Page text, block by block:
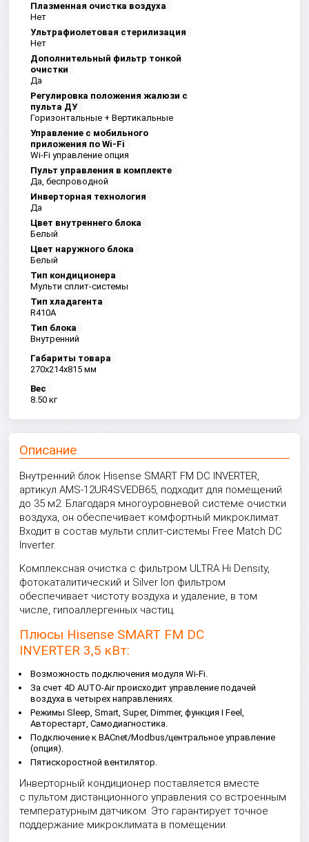
Плазменная очистка воздуха
Нет
Ультрафиолетовая стерилизация
Нет
Дополнительный фильтр тонкой
очистки
Да
Регулировка положения жалюзи с
пульта ДУ
Горизонтальные + Вертикальные
Управление c мобильного
приложения по Wi-Fi
Wi-Fi управление опция
Пульт управления в комплекте
Да, беспроводной
Инверторная технология
Да
Цвет внутреннего блока
Белый
Цвет наружного блока
Белый
Тип кондиционера
Мульти сплит-системы
Тип хладагента
R410A
Тип блока
Внутренний
Габариты товара
270x214x815 мм
Вес
8.50 кг
Описание
Внутренний блок Hisense SMART FM DC INVERTER,
артикул AMS-12UR4SVEDB65, подходит для помещений
до 35 м2. Благодаря многоуровневой системе очистки
воздуха, он обеспечивает комфортный микроклимат.
Входит в состав мульти сплит-системы Free Match DC
Inverter.
Комплексная очистка с фильтром ULTRA Hi Density,
фотокаталитический и Silver Ion фильтром
обеспечивает чистоту воздуха и удаление, в том
числе, гипоаллергенных частиц.
Плюсы Hisense SMART FM DC
INVERTER 3,5 кВт:
Возможность подключения модуля Wi-Fi.
За счет 4D AUTO-Air происходит управление подачей
воздуха в четырех направлениях.
Режимы Sleep, Smart, Super, Dimmer, функция I Feel,
Авторестарт, Самодиагностика.
Подключение к BACnet/Modbus/центральное управление
(опция).
Пятискоростной вентилятор.
Инверторный кондиционер поставляется вместе
с пультом дистанционного управления со встроенным
температурным датчиком. Это гарантирует точное
поддержание микроклимата в помещении.